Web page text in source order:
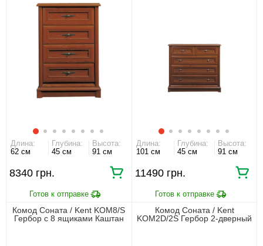
Длина:
62 см
Глубина:
45 см
Высота:
91 см
8340 грн.
Длина:
101 см
Глубина:
45 см
Высота:
91 см
11490 грн.
Комод Соната / Kent KOM8/S
Гербор с 8 ящиками Каштан
Комод Соната / Kent
KOM2D/2S Гербор 2-дверный